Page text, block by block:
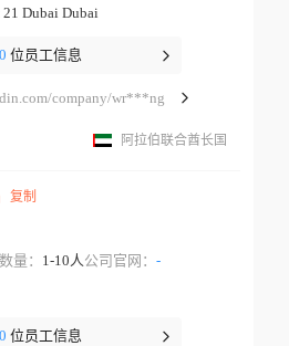
21 Dubai Dubai
0 位员工信息
company/wr***ng
阿拉伯联合酋长国
复制
量： 1-10人公司官网： -
0 位员工信息